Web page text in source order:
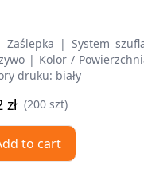
Zaślepka | System
| Kolor /
druku: biały
zł (200 szt)
to cart